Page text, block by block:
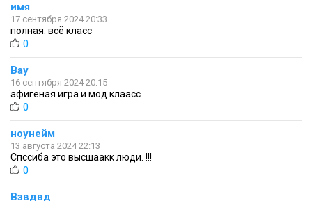
имя
17 сентября 2024 20:33
полная. всё класс
0
Вау
16 сентября 2024 20:15
афигеная игра и мод клаасс
0
ноунейм
13 августа 2024 22:13
Спссиба это высшаакк люди. !!!
0
Взвдвд